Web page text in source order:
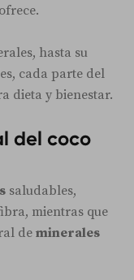
hasta su
cada parte del
dieta y bienestar.
del coco
saludables,
mientras que
de minerales